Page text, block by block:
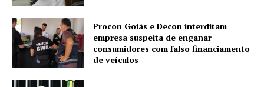
Procon Goiás e Decon interditam
empresa suspeita de enganar
consumidores com falso financiamento
de veículos